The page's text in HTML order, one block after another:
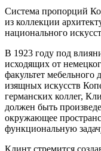
Система пропорций
из коллекции
национального
В 1923 году под
исходящих от
факультет мебельного
изящных искусств
германских коллег,
должен быть
окружающее
функциональную
Клинт стремится